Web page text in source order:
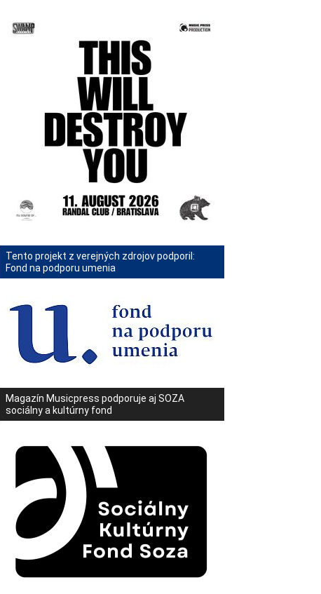
Tento projekt z verejných zdrojov podporil:
Fond na podporu umenia
Magazín Musicpress podporuje aj SOZA
sociálny a kultúrny fond